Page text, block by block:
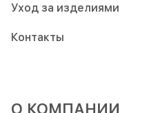
Уход за изделиями
Контакты
О КОМПАНИИ